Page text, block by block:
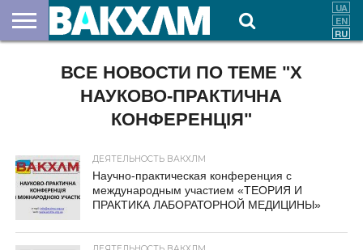
ВЗНОСЫ
ДОКУМЕНТЫ
НОВОСТИ
КОНТАКТЫ
ВСЕ НОВОСТИ ПО ТЕМЕ "Х
НАУКОВО-ПРАКТИЧНА
КОНФЕРЕНЦІЯ"
ДЕЯТЕЛЬНОСТЬ ВАКХЛМ
Научно-практическая конференция с
международным участием «ТЕОРИЯ И
ПРАКТИКА ЛАБОРАТОРНОЙ МЕДИЦИНЫ»